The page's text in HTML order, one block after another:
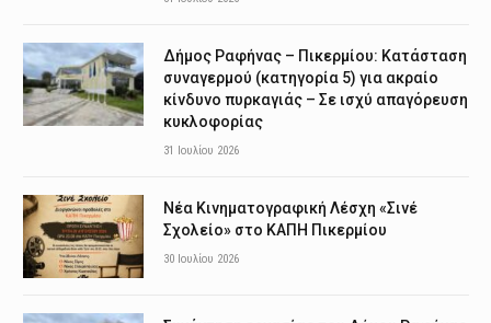
Δήμος Ραφήνας – Πικερμίου: Κατάσταση
συναγερμού (κατηγορία 5) για ακραίο
κίνδυνο πυρκαγιάς – Σε ισχύ απαγόρευση
κυκλοφορίας
31 Ιουλίου 2026
Νέα Κινηματογραφική Λέσχη «Σινέ
Σχολείο» στο ΚΑΠΗ Πικερμίου
30 Ιουλίου 2026